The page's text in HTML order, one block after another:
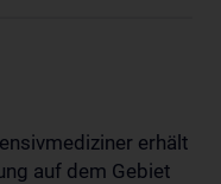
erhält
auf dem Gebiet